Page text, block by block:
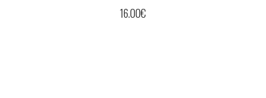
16.00€